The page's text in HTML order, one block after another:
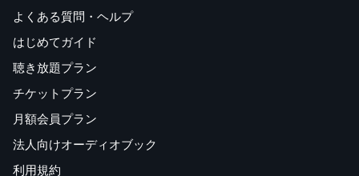
よくある質問・ヘルプ
はじめてガイド
聴き放題プラン
チケットプラン
月額会員プラン
法人向けオーディオブック
利用規約